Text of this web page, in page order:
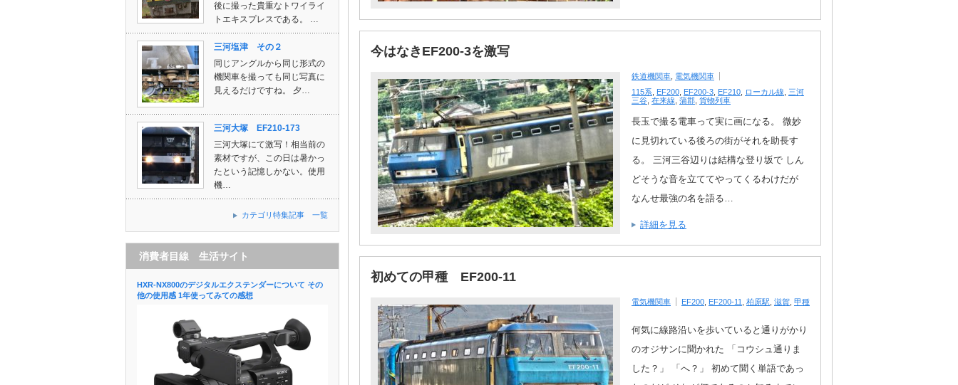
今はなきEF200-3を激写
鉄道機関車 電気機関車
115系
EF200 EF200-3 EF210 ローカル線
三河
三谷 在来線 蒲郡 貨物列車
長玉で撮る電車って実に画になる。 微妙
に見切れている後ろの街がそれを助長す
る。 三河三谷辺りは結構な登り坂で しん
どそうな音を立ててやってくるわけだが
なんせ最強の名を語る…
詳細を見る
初めての甲種 EF200-11
電気機関車 EF200 EF200-11 柏原駅 滋賀 甲種
何気に線路沿いを歩いていると通りがかり
のオジサンに聞かれた 「コウシュ通りま
した？」 「へ？」 初めて聞く単語であっ
後に撮った貴重なトワイライ
トエキスプレスである。 …
三河塩津 その２
同じアングルから同じ形式の
機関車を撮っても同じ写真に
見えるだけですね。 夕…
三河大塚 EF210-173
三河大塚にて激写！相当前の
素材ですが、この日は暑かっ
たという記憶しかない。使用
機…
カテゴリ特集記事 一覧
消費者目線 生活サイト
HXR-NX800のデジタルエクステンダーについて その
他の使用感 1年使ってみての感想